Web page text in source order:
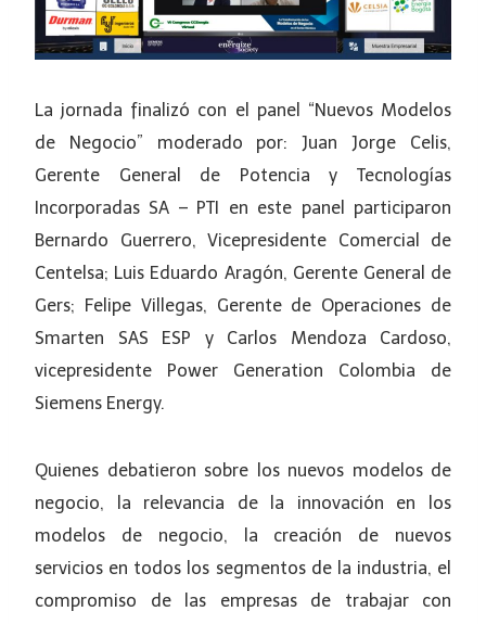
La jornada finalizó con el panel “Nuevos Modelos
de Negocio” moderado por: Juan Jorge Celis,
Gerente General de Potencia y Tecnologías
Incorporadas SA – PTI en este panel participaron
Bernardo Guerrero, Vicepresidente Comercial de
Centelsa; Luis Eduardo Aragón, Gerente General de
Gers; Felipe Villegas, Gerente de Operaciones de
Smarten SAS ESP y Carlos Mendoza Cardoso,
vicepresidente Power Generation Colombia de
Siemens Energy.
Quienes debatieron sobre los nuevos modelos de
negocio, la relevancia de la innovación en los
modelos de negocio, la creación de nuevos
servicios en todos los segmentos de la industria, el
compromiso de las empresas de trabajar con